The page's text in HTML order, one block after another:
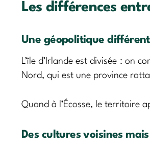
Les différences
Une géopolitique
L’île d’Irlande est divisée : on
Nord, qui est une province
Quand à l’Écosse, le territoire
Des cultures voisines